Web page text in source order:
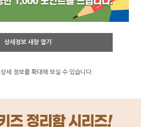
상세정보 새창 열기
상세 정보를 확대해 보실 수 있습니다.